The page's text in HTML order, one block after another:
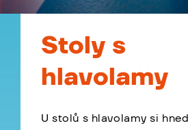
Stoly s
hlavolamy
U stolů s hlavolamy si hned